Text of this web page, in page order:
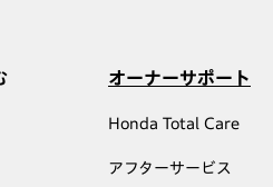
オーナーサポート
Honda Total Care
アフターサービス